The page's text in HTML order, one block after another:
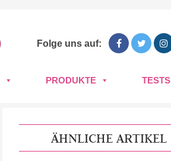
Folge uns auf:
PRODUKTE TESTS
ÄHNLICHE ARTIKEL